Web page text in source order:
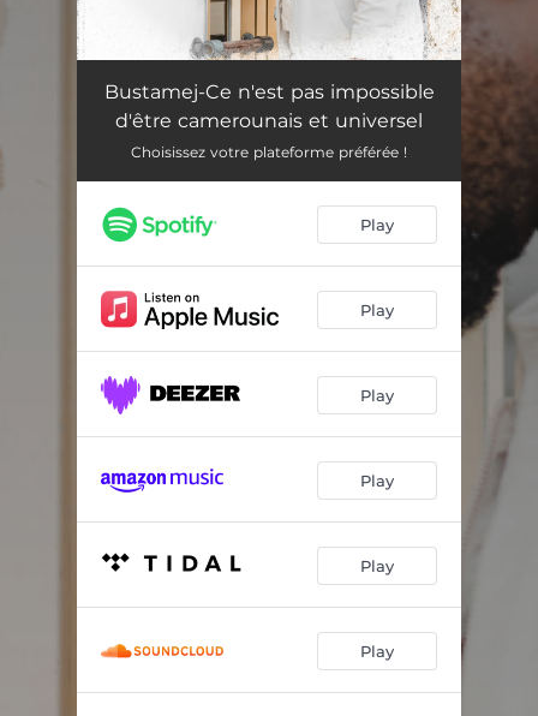
Bustamej-Ce n'est pas impossible
d'être camerounais et universel
Choisissez votre plateforme préférée !
Play
Play
Play
Play
Play
Play